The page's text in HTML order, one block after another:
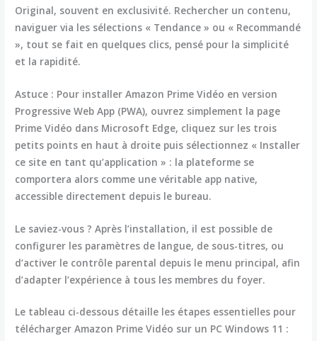
Original, souvent en exclusivité. Rechercher un contenu,
naviguer via les sélections « Tendance » ou « Recommandé
», tout se fait en quelques clics, pensé pour la simplicité
et la rapidité.
Astuce : Pour installer Amazon Prime Vidéo en version
Progressive Web App (PWA), ouvrez simplement la page
Prime Vidéo dans Microsoft Edge, cliquez sur les trois
petits points en haut à droite puis sélectionnez « Installer
ce site en tant qu’application » : la plateforme se
comportera alors comme une véritable app native,
accessible directement depuis le bureau.
Le saviez-vous ? Après l’installation, il est possible de
configurer les paramètres de langue, de sous-titres, ou
d’activer le contrôle parental depuis le menu principal, afin
d’adapter l’expérience à tous les membres du foyer.
Le tableau ci-dessous détaille les étapes essentielles pour
télécharger Amazon Prime Vidéo sur un PC Windows 11 :